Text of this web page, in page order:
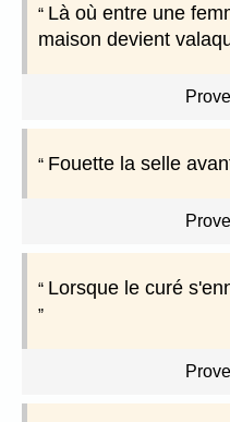
Là où entre une
maison devient
Fouette la selle
Lorsque le curé